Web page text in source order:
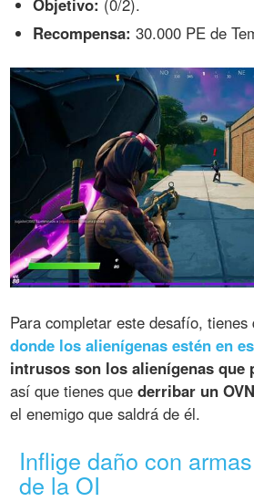
Objetivo: (0/2).
Recompensa: 30.000 PE de
Para completar este desafío, tienes
donde los alienígenas estén en
intrusos son los alienígenas que
así que tienes quederribar un
el enemigo que saldrá de él.
Inflige daño con
de la OI